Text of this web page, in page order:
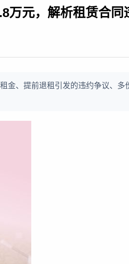
万元，解析租赁合同
金、提前退租引发的违约争议、多